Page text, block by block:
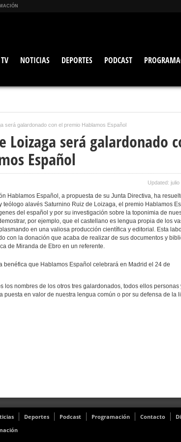
NOTICIAS DEPORTES PODCAST
será galardonado con el premio Hablamos Español
Loizaga será galardonado
Español
Updated:
Hablamos Español, a propuesta de su Junta Directiva, ha
teólogo alavés Saturnino Ruiz de Loizaga, el premio Hablamos
del español y por su investigación sobre la toponimia de
por ejemplo, que el castellano es lengua propia de los
en una valiosa producción científica y editorial. Esta
con la donación que acaba de realizar de sus documentos y
de Miranda de Ebro en un referente.
benéfica que Hablamos Español celebrará en Madrid el 24 de
los nombres de los otros tres galardonados, todos ellos personas
puesta en valor de nuestra lengua común o por su defensa de la
Deportes Podcast Programación Contacto